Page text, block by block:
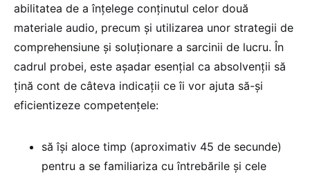
abilitatea de a înțelege conținutul celor două
materiale audio, precum și utilizarea unor strategii de
comprehensiune și soluționare a sarcinii de lucru. În
cadrul probei, este așadar esențial ca absolvenții să
țină cont de câteva indicații ce îi vor ajuta să-și
eficientizeze competențele:
să își aloce timp (aproximativ 45 de secunde)
pentru a se familiariza cu întrebările și cele